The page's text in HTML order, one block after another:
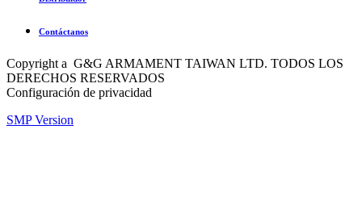
Contáctanos
Copyright a G&G ARMAMENT TAIWAN LTD. TODOS LOS
DERECHOS RESERVADOS
Configuración de privacidad
SMP Version